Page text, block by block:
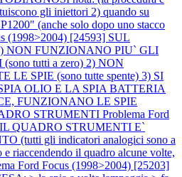
gli iniettori 2) quando su
(anche solo dopo uno stacco
(1998>2004) [24593] SUL
NON FUNZIONANO PIU` GLI
tutti a zero) 2) NON
SPIE (sono tutte spente) 3) SI
OLIO E LA SPIA BATTERIA
FUNZIONANO LE SPIE
STRUMENTI Problema Ford
IL QUADRO STRUMENTI E`
(tutti gli indicatori analogici sono a
e riaccendendo il quadro alcune volte,
Ford Focus (1998>2004) [25203]